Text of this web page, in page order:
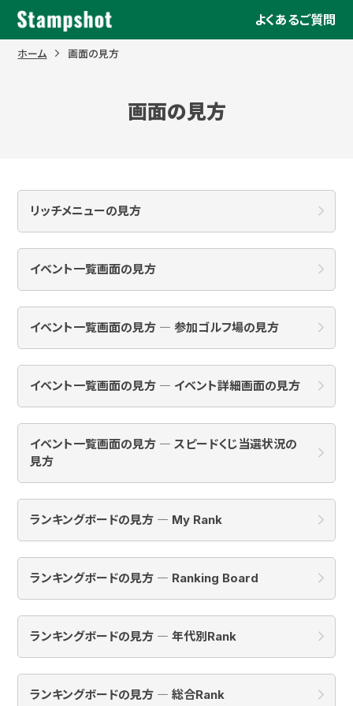
Skip
content
よくあるご質問
ホーム 画面の見方
画面の見方
リッチメニューの見方
イベント一覧画面の見方
イベント一覧画面の見方 ― 参加ゴルフ場の見方
イベント一覧画面の見方 ― イベント詳細画面の見方
イベント一覧画面の見方 ― スピードくじ当選状況の
見方
ランキングボードの見方 ― My Rank
ランキングボードの見方 ― Ranking Board
ランキングボードの見方 ― 年代別Rank
ランキングボードの見方 ― 総合Rank